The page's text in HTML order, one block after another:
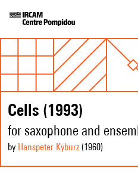
Cells (1993)
for saxophone and
by Hanspeter Kyburz (1960)